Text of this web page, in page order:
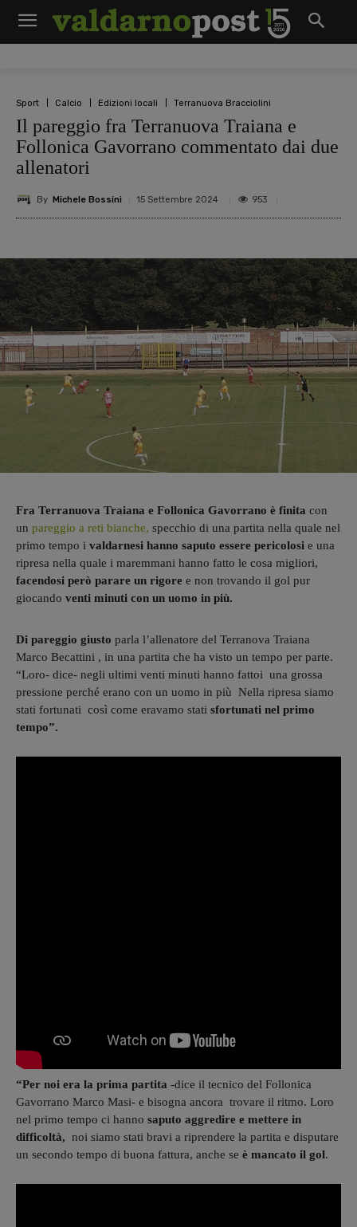
Sport Calcio Edizioni locali Terranuova Bracciolini
Il pareggio fra Terranuova Traiana e
Follonica Gavorrano commentato dai due
allenatori
By Michele Bossini 15 Settembre 2024 953
Fra Terranuova Traiana e Follonica Gavorrano è finita con
un pareggio a reti bianche, specchio di una partita nella quale nel
primo tempo i valdarnesi hanno saputo essere pericolosi e una
ripresa nella quale i maremmani hanno fatto le cosa migliori,
facendosi però parare un rigore e non trovando il gol pur
giocando venti minuti con un uomo in più.
Di pareggio giusto parla l’allenatore del Terranova Traiana
Marco Becattini , in una partita che ha visto un tempo per parte.
“Loro- dice- negli ultimi venti minuti hanno fattoi una grossa
pressione perché erano con un uomo in più Nella ripresa siamo
stati fortunati così come eravamo stati sfortunati nel primo
tempo”.
“Per noi era la prima partita -dice il tecnico del Follonica
Gavorrano Marco Masi- e bisogna ancora trovare il ritmo. Loro
nel primo tempo ci hanno saputo aggredire e mettere in
difficoltà, noi siamo stati bravi a riprendere la partita e disputare
un secondo tempo di buona fattura, anche se è mancato il gol.